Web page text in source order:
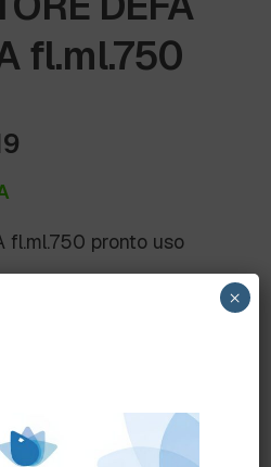
fl.ml.750
fl.ml.750 pronto uso
×